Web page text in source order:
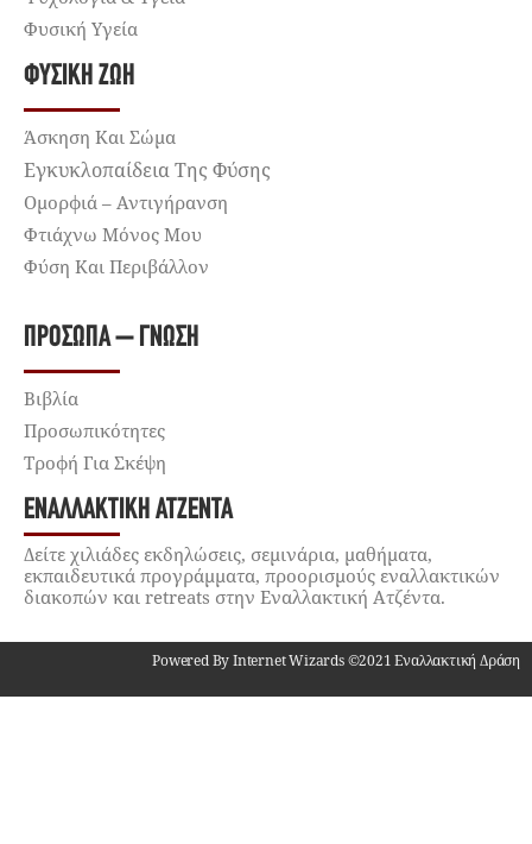
Φυσική Υγεία
ΦΥΣΙΚΉ ΖΩΉ
Άσκηση Και Σώμα
Εγκυκλοπαίδεια Της Φύσης
Ομορφιά – Αντιγήρανση
Φτιάχνω Μόνος Μου
Φύση Και Περιβάλλον
ΠΡΌΣΩΠΑ – ΓΝΏΣΗ
Βιβλία
Προσωπικότητες
Τροφή Για Σκέψη
ΕΝΑΛΛΑΚΤΙΚΉ ΑΤΖΈΝΤΑ
Δείτε χιλιάδες εκδηλώσεις, σεμινάρια, μαθήματα,
εκπαιδευτικά προγράμματα, προορισμούς εναλλακτικών
διακοπών και retreats στην Εναλλακτική Ατζέντα.
Powered By Internet Wizards ©2021 Εναλλακτική Δράση